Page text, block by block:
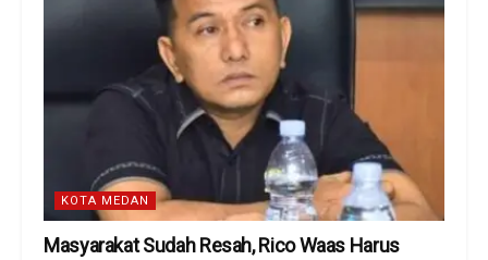
KOTA MEDAN
Masyarakat Sudah Resah, Rico Waas Harus